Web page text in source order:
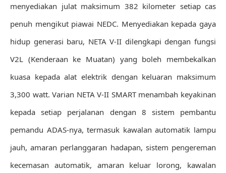
menyediakan julat maksimum 382 kilometer setiap cas
penuh mengikut piawai NEDC. Menyediakan kepada gaya
hidup generasi baru, NETA V-II dilengkapi dengan fungsi
V2L (Kenderaan ke Muatan) yang boleh membekalkan
kuasa kepada alat elektrik dengan keluaran maksimum
3,300 watt. Varian NETA V-II SMART menambah keyakinan
kepada setiap perjalanan dengan 8 sistem pembantu
pemandu ADAS-nya, termasuk kawalan automatik lampu
jauh, amaran perlanggaran hadapan, sistem pengereman
kecemasan automatik, amaran keluar lorong, kawalan